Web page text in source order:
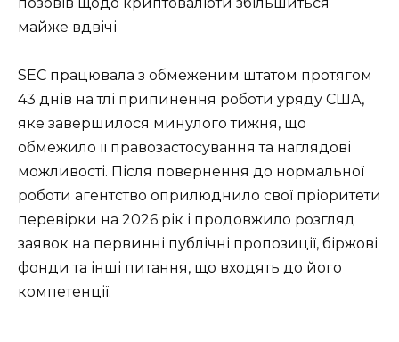
майже вдвічі
SEC працювала з обмеженим штатом протягом
43 днів на тлі припинення роботи уряду США,
яке завершилося минулого тижня, що
обмежило її правозастосування та наглядові
можливості. Після повернення до нормальної
роботи агентство оприлюднило свої пріоритети
перевірки на 2026 рік і продовжило розгляд
заявок на первинні публічні пропозиції, біржові
фонди та інші питання, що входять до його
компетенції.